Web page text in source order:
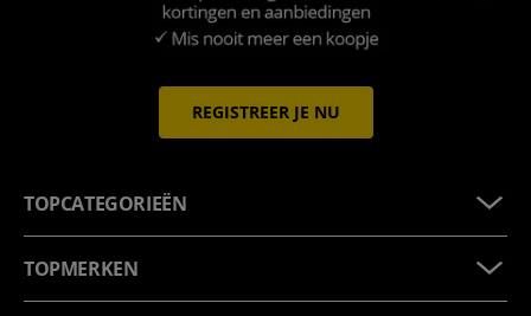
REGISTREER JE NU
TOPCATEGORIEËN
TOPMERKEN